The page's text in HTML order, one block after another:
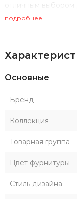
отличным выбором
практичности и
подробнее
Основные
Бренд
Коллекция
Товарная группа
Цвет фурнитуры
Стиль дизайна